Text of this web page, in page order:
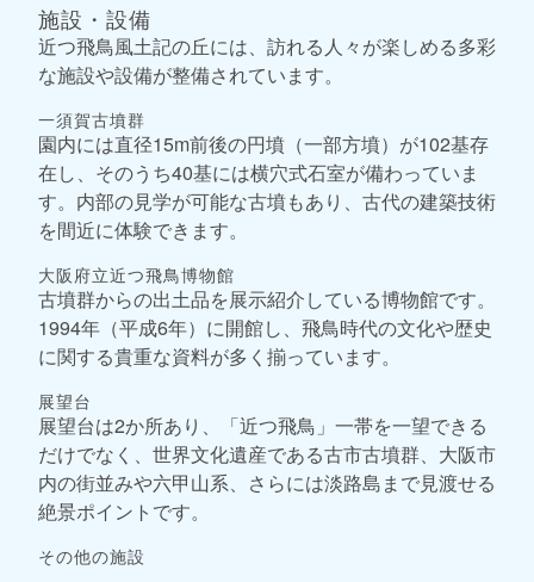
施設・設備
近つ飛鳥風土記の丘には、訪れる人々が楽しめる多彩
な施設や設備が整備されています。
一須賀古墳群
園内には直径15m前後の円墳（一部方墳）が102基存
在し、そのうち40基には横穴式石室が備わっていま
す。内部の見学が可能な古墳もあり、古代の建築技術
を間近に体験できます。
大阪府立近つ飛鳥博物館
古墳群からの出土品を展示紹介している博物館です。
1994年（平成6年）に開館し、飛鳥時代の文化や歴史
に関する貴重な資料が多く揃っています。
展望台
展望台は2か所あり、「近つ飛鳥」一帯を一望できる
だけでなく、世界文化遺産である古市古墳群、大阪市
内の街並みや六甲山系、さらには淡路島まで見渡せる
絶景ポイントです。
その他の施設